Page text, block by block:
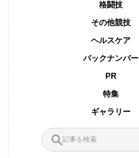
格闘技
その他競技
ヘルスケア
バックナンバー
PR
特集
ギャラリー